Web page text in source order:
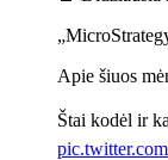
Apie šiuos
Štai kodėl ir